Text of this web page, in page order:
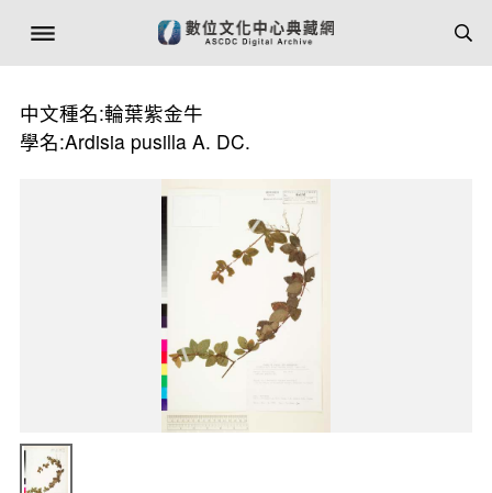
中文種名:輪葉紫金牛
學名:Ardisia pusilla A. DC.